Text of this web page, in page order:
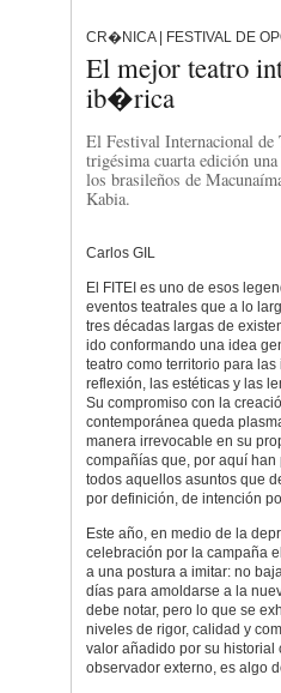
CR�NICA | FESTIVAL DE
El mejor teatro
ib�rica
El Festival Internacional de
trigésima cuarta edición una
los brasileños de
Kabia.
Carlos GIL
El FITEI es uno de esos
eventos teatrales que a lo
tres décadas largas de
ido conformando una idea
teatro como territorio para las
reflexión, las estéticas y las
Su compromiso con la
contemporánea queda
manera irrevocable en su
compañías que, por aquí
todos aquellos asuntos que
por definición, de intención
Este año, en medio de la
celebración por la campaña
a una postura a imitar: no
días para amoldarse a la
debe notar, pero lo que se
niveles de rigor, calidad y
valor añadido por su historial
observador externo, es algo